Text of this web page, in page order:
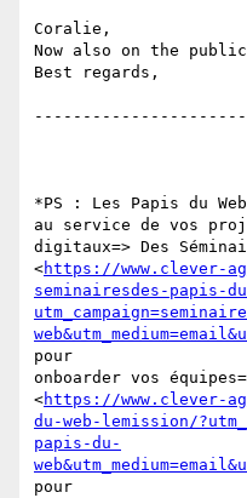
Coralie,
Now also on the
Best regards,
*PS : Les Papis du
au service de vos
digitaux=> Des
<https://www.clever-
seminairesdes-papis-
pour
onboarder vos
<https://www.clever-
du-web-lemission/
papis-du-
pour